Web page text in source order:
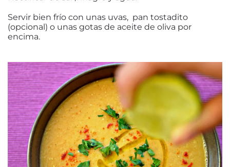
Servir bien frío con unas uvas, pan tostadito
(opcional) o unas gotas de aceite de oliva por
encima.